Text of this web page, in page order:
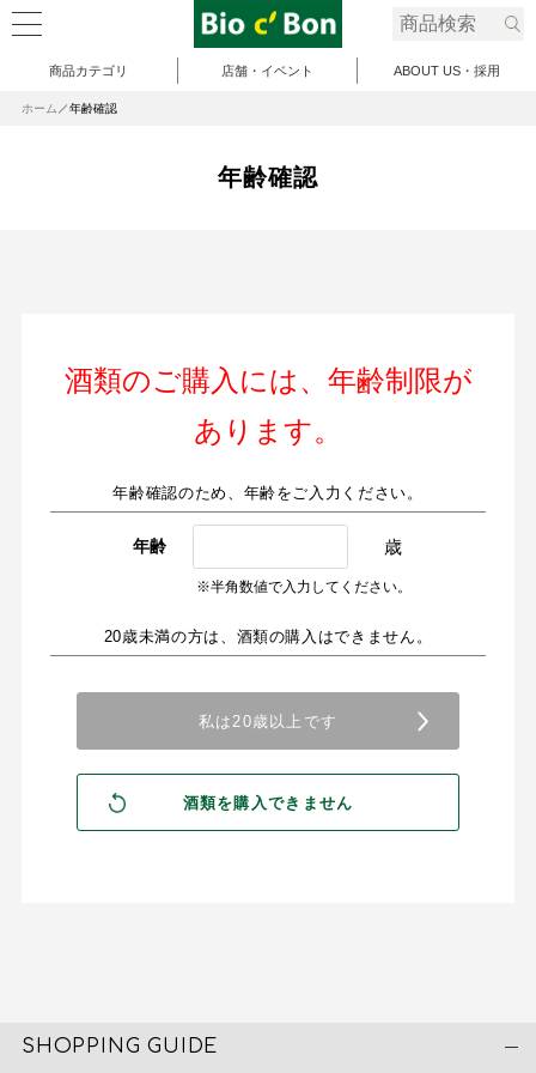
商品カテゴリ 店舗・イベント ABOUT US・採用
ホーム 年齢確認
年齢確認
酒類のご購入には、年齢制限が
あります。
年齢確認のため、年齢をご入力ください。
年齢 歳
※半角数値で入力してください。
20歳未満の方は、酒類の購入はできません。
SHOPPING GUIDE